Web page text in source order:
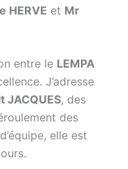
HERVE et Mr
entre le LEMPA
J’adresse
JACQUES, des
des
elle est